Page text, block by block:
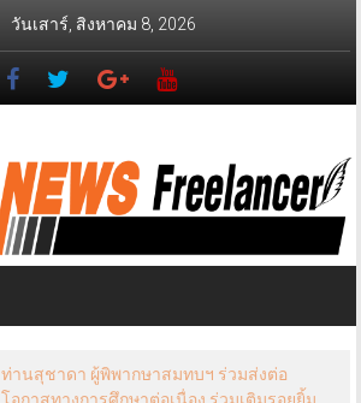
วันเสาร์, สิงหาคม 8, 2026
ท่านสุชาดา ผู้พิพากษาสมทบฯ ร่วมส่งต่อ